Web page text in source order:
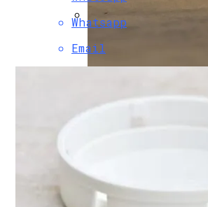
В Украину Может
Whatsapp
Email